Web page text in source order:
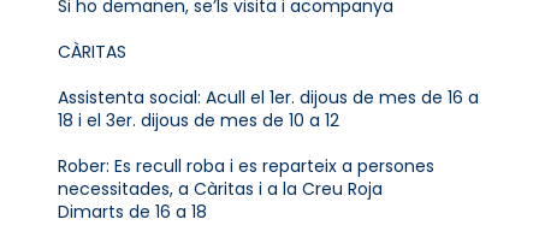
Si ho demanen, se’ls visita i acompanya
CÀRITAS
Assistenta social: Acull el 1er. dijous de mes de 16 a
18 i el 3er. dijous de mes de 10 a 12
Rober: Es recull roba i es reparteix a persones
necessitades, a Càritas i a la Creu Roja
Dimarts de 16 a 18